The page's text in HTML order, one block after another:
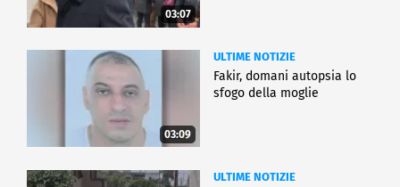
03:07
03:09
ULTIME NOTIZIE
Fakir, domani autopsia lo
sfogo della moglie
ULTIME NOTIZIE